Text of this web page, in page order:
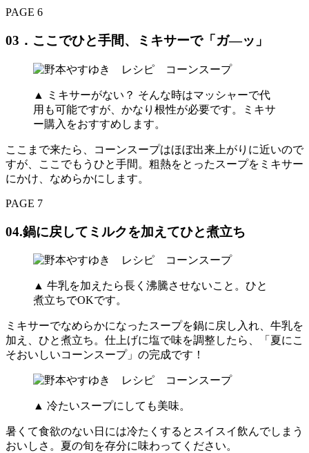
PAGE 6
03．ここでひと手間、ミキサーで「ガ—ッ」
▲ ミキサーがない？ そんな時はマッシャーで代
用も可能ですが、かなり根性が必要です。ミキサ
ー購入をおすすめします。
ここまで来たら、コーンスープはほぼ出来上がりに近いので
すが、ここでもうひと手間。粗熱をとったスープをミキサー
にかけ、なめらかにします。
PAGE 7
04.鍋に戻してミルクを加えてひと煮立ち
▲ 牛乳を加えたら長く沸騰させないこと。ひと
煮立ちでOKです。
ミキサーでなめらかになったスープを鍋に戻し入れ、牛乳を
加え、ひと煮立ち。仕上げに塩で味を調整したら、「夏にこ
そおいしいコーンスープ」の完成です！
▲ 冷たいスープにしても美味。
暑くて食欲のない日には冷たくするとスイスイ飲んでしまう
おいしさ。夏の旬を存分に味わってください。